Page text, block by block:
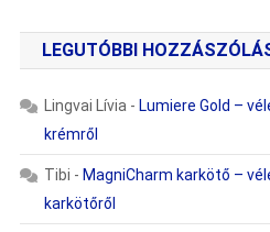
LEGUTÓBBI
Lingvai Lívia - Lumiere Gold –
krémről
Tibi - MagniCharm karkötő –
karkötőről